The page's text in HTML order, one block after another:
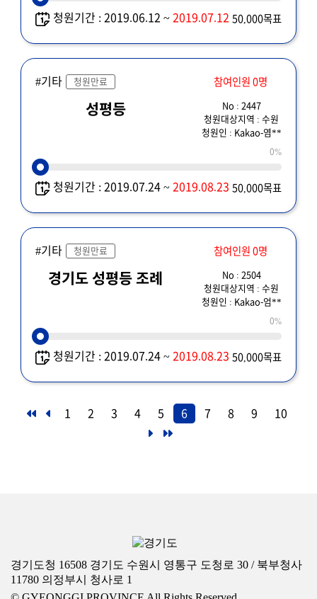
청원기간 : 2019.06.12 ~2019.07.12 50,000목표
#기타 청원만료 참여인원 0명
성평등
No : 2447
청원대상지역 : 수원
청원인 : Kakao-염**
0%
청원기간 : 2019.07.24 ~2019.08.23 50,000목표
#기타 청원만료 참여인원 0명
경기도 성평등 조례
No : 2504
청원대상지역 : 수원
청원인 : Kakao-엄**
0%
청원기간 : 2019.07.24 ~2019.08.23 50,000목표
1 2 3 4 5 6 7 8 9 10
경기도청 16508 경기도 수원시 영통구 도청로 30 / 북부청사
11780 의정부시 청사로 1